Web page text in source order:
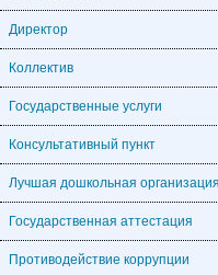
Директор
Коллектив
Государственные услуги
Консультативный пункт
Лучшая дошкольная организация
Государственная аттестация
Противодействие коррупции